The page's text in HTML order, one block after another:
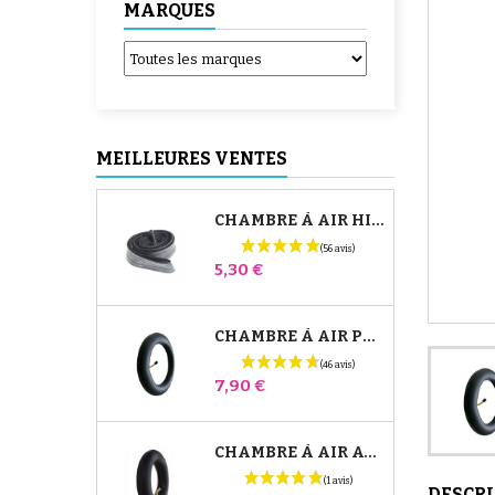
MARQUES
MEILLEURES VENTES
CHAMBRE À AIR HIGH TREK BÉBÉ CONFORT
Prix
5,30 €
CHAMBRE À AIR POUSSETTE JANÉ SLALOM PRO ET POWERTWIN
Prix
7,90 €
CHAMBRE À AIR AVANT POUSSETTE BUGABOO DONKEY